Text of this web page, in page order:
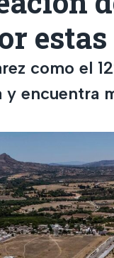
como el
encuentra